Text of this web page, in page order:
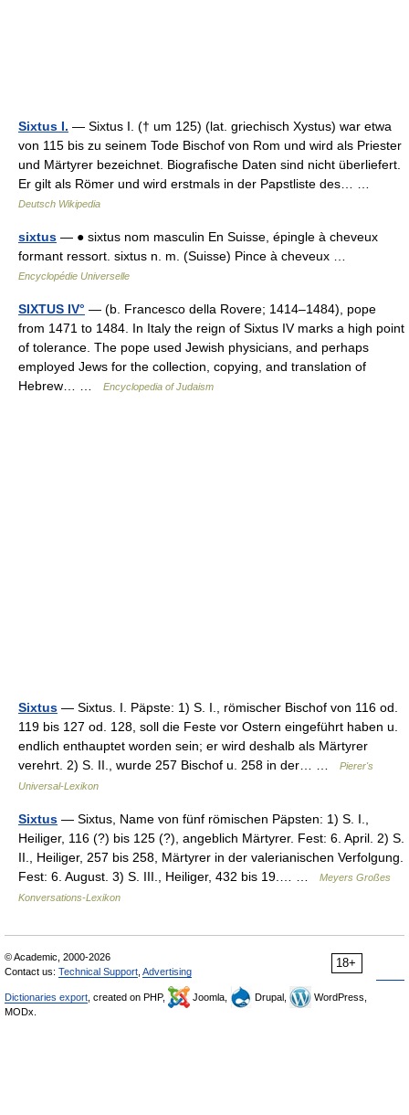
Sixtus I. — Sixtus I. († um 125) (lat. griechisch Xystus) war etwa
von 115 bis zu seinem Tode Bischof von Rom und wird als Priester
und Märtyrer bezeichnet. Biografische Daten sind nicht überliefert.
Er gilt als Römer und wird erstmals in der Papstliste des… …
Deutsch Wikipedia
sixtus — ● sixtus nom masculin En Suisse, épingle à cheveux
formant ressort. sixtus n. m. (Suisse) Pince à cheveux …
Encyclopédie Universelle
SIXTUS IV° — (b. Francesco della Rovere; 1414–1484), pope
from 1471 to 1484. In Italy the reign of Sixtus IV marks a high point
of tolerance. The pope used Jewish physicians, and perhaps
employed Jews for the collection, copying, and translation of
Hebrew… …
Encyclopedia of Judaism
Sixtus — Sixtus. I. Päpste: 1) S. I., römischer Bischof von 116 od.
119 bis 127 od. 128, soll die Feste vor Ostern eingeführt haben u.
endlich enthauptet worden sein; er wird deshalb als Märtyrer
verehrt. 2) S. II., wurde 257 Bischof u. 258 in der… …
Pierer's
Universal-Lexikon
Sixtus — Sixtus, Name von fünf römischen Päpsten: 1) S. I.,
Heiliger, 116 (?) bis 125 (?), angeblich Märtyrer. Fest: 6. April. 2) S.
II., Heiliger, 257 bis 258, Märtyrer in der valerianischen Verfolgung.
Fest: 6. August. 3) S. III., Heiliger, 432 bis 19.… …
Meyers Großes
Konversations-Lexikon
18+
© Academic, 2000-2026
Contact us: Technical Support Advertising
Dictionaries export , created on PHP, Joomla, Drupal,
WordPress,
MODx.